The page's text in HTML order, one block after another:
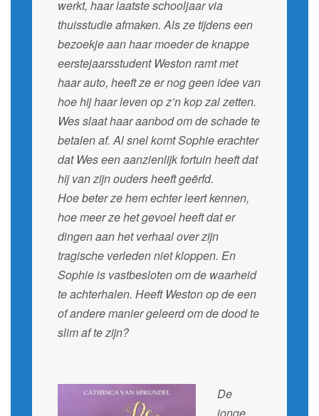
werkt, haar laatste schooljaar via
thuisstudie afmaken. Als ze tijdens een
bezoekje aan haar moeder de knappe
eerstejaarsstudent Weston ramt met
haar auto, heeft ze er nog geen idee van
hoe hij haar leven op z’n kop zal zetten.
Wes slaat haar aanbod om de schade te
betalen af. Al snel komt Sophie erachter
dat Wes een aanzienlijk fortuin heeft dat
hij van zijn ouders heeft geërfd.
Hoe beter ze hem echter leert kennen,
hoe meer ze het gevoel heeft dat er
dingen aan het verhaal over zijn
tragische verleden niet kloppen. En
Sophie is vastbesloten om de waarheid
te achterhalen. Heeft Weston op de een
of andere manier geleerd om de dood te
slim af te zijn?
De
jonge